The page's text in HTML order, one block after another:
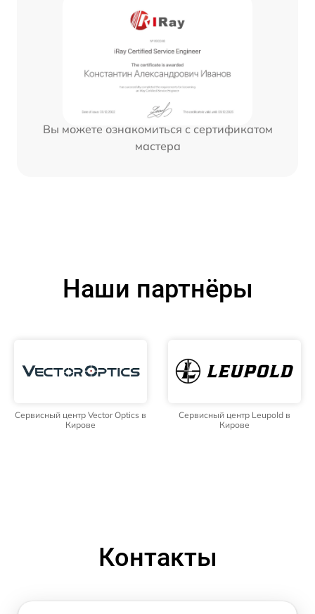
Вы можете ознакомиться с сертификатом
мастера
Наши партнёры
Сервисный центр Vector Optics в
Кирове
Сервисный центр Leupold в
Кирове
Контакты